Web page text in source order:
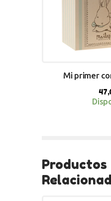
Mi primer
Productos